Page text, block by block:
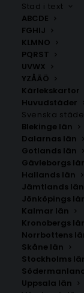
Stad i text
ABCDE
FGHIJ
KLMNO
PQRST
UVWX
YZÅÄÖ
Kärlekskartor
Huvudstäder
Svenska
Blekinge län
Dalarnas län
Gotlands län
Gävleborgs
Hallands län
Jämtlands län
Jönköpings
Kalmar län
Kronobergs
Norrbottens
Skåne län
Stockholms
Uppsala län